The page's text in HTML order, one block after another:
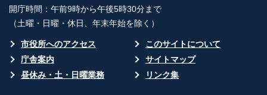
開庁時間：午前9時から午後5時30分まで
（土曜・日曜・休日、年末年始を除く）
市役所へのアクセス
このサイトについて
庁舎案内
サイトマップ
昼休み・土・日曜業務
リンク集